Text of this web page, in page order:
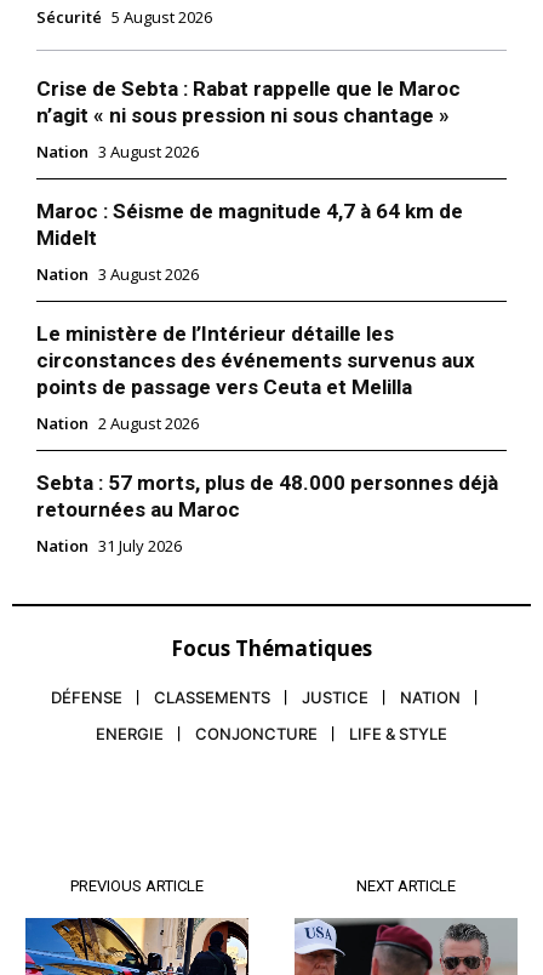
Sécurité 5 August 2026
Crise de Sebta : Rabat rappelle que le Maroc
n’agit « ni sous pression ni sous chantage »
Nation 3 August 2026
Maroc : Séisme de magnitude 4,7 à 64 km de
Midelt
Nation 3 August 2026
Le ministère de l’Intérieur détaille les
circonstances des événements survenus aux
points de passage vers Ceuta et Melilla
Nation 2 August 2026
Sebta : 57 morts, plus de 48.000 personnes déjà
retournées au Maroc
Nation 31 July 2026
Focus Thématiques
DÉFENSE CLASSEMENTS JUSTICE
NATION
ENERGIE
CONJONCTURE LIFE & STYLE
PREVIOUS ARTICLE NEXT ARTICLE